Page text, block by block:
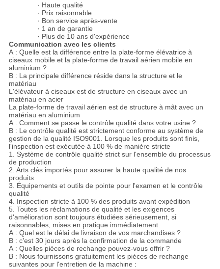
· Haute qualité
· Prix raisonnable
· Bon service après-vente
· 1 an de garantie
· Plus de 10 ans d'expérience
Communication avec les clients
A : Quelle est la différence entre la plate-forme élévatrice à
ciseaux mobile et la plate-forme de travail aérien mobile en
aluminium ?
B : La principale différence réside dans la structure et le
matériau
L'élévateur à ciseaux est de structure en ciseaux avec un
matériau en acier
La plate-forme de travail aérien est de structure à mât avec un
matériau en aluminium
A : Comment se passe le contrôle qualité dans votre usine ?
B : Le contrôle qualité est strictement conforme au système de
gestion de la qualité ISO9001. Lorsque les produits sont finis,
l'inspection est exécutée à 100 % de manière stricte
1. Système de contrôle qualité strict sur l'ensemble du processus
de production
2. Arts clés importés pour assurer la haute qualité de nos
produits
3. Équipements et outils de pointe pour l'examen et le contrôle
qualité
4. Inspection stricte à 100 % des produits avant expédition
5. Toutes les réclamations de qualité et les exigences
d'amélioration sont toujours étudiées sérieusement, si
raisonnables, mises en pratique immédiatement.
A : Quel est le délai de livraison de vos marchandises ?
B : c'est 30 jours après la confirmation de la commande
A : Quelles pièces de rechange pouvez-vous offrir ?
B : Nous fournissons gratuitement les pièces de rechange
suivantes pour l'entretien de la machine :